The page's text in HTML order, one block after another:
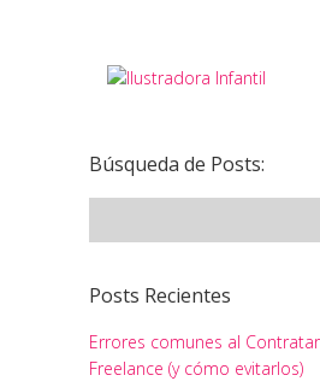
Búsqueda de Posts:
Posts Recientes
Errores comunes al
Freelance (y cómo evitarlos)